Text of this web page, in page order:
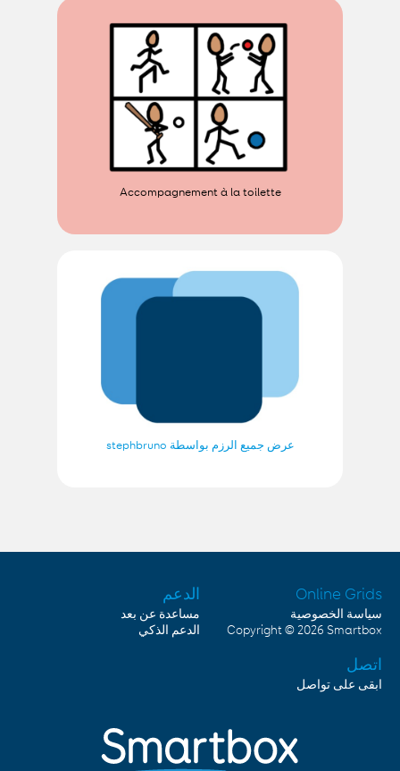
Accompagnement à la toilette
عرض جميع الرزم بواسطة stephbruno
Online Grids
سياسة الخصوصية
Copyright © 2026 Smartbox
الدعم
مساعدة عن بعد
الدعم الذكي
اتصل
ابقى على تواصل